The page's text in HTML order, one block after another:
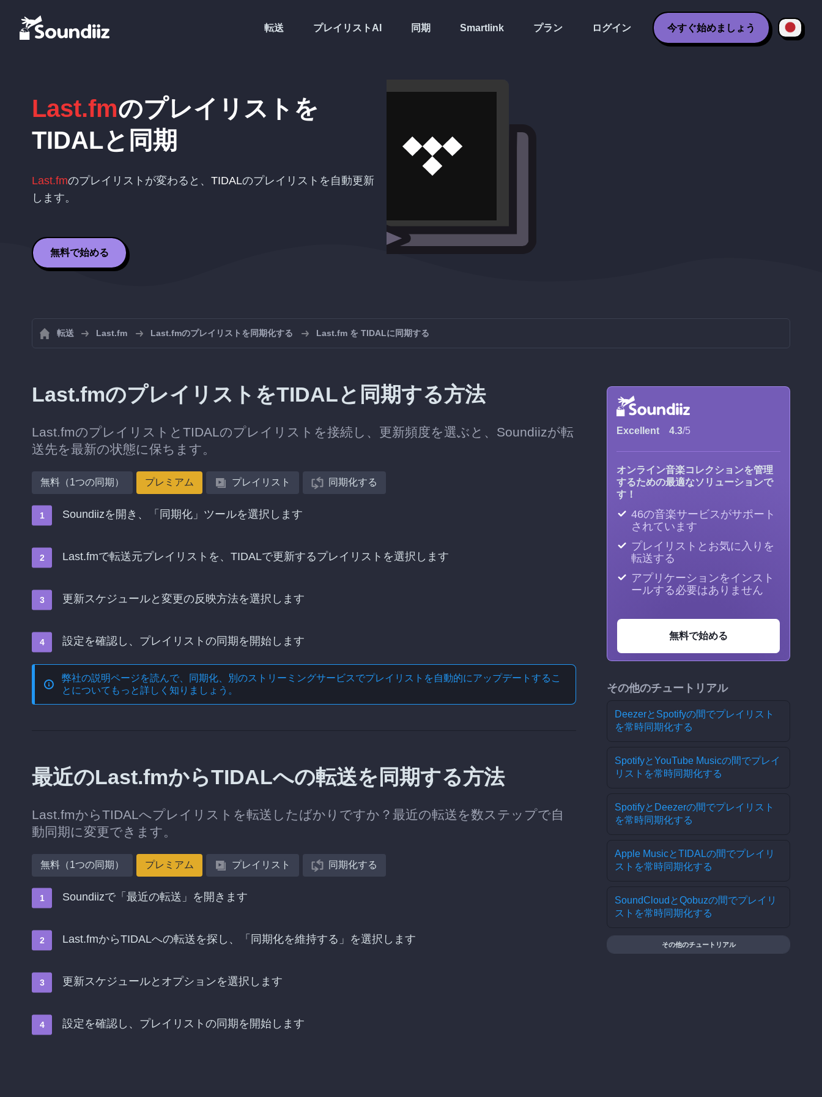
転送 プレイリストAI 同期 Smartlink プラン ログイン 今すぐ始めましょう
Last.fmのプレイリストを
TIDALと同期
Last.fmのプレイリストが変わると、 TIDALのプレイリストを自動更新
します。
無料で始める
転送 Last.fm Last.fmのプレイリストを同期化する Last.fm を TIDALに同期する
Last.fmのプレイリストをTIDALと同期する方法
Last.fmのプレイリストとTIDALのプレイリストを接続し、更新頻度を選ぶと、Soundiizが転
送先を最新の状態に保ちます。
無料（1つの同期） プレミアム プレイリスト 同期化する
Soundiizを開き、「同期化」ツールを選択します
Last.fmで転送元プレイリストを、TIDALで更新するプレイリストを選択します
更新スケジュールと変更の反映方法を選択します
設定を確認し、プレイリストの同期を開始します
弊社の説明ページを読んで、 同期化、別のストリーミングサービスでプレイリストを自動的にアップデートする こ
とについてもっと詳しく知りましょう。
最近のLast.fmからTIDALへの転送を同期する方法
Last.fmからTIDALへプレイリストを転送したばかりですか？最近の転送を数ステップで自
動同期に変更できます。
無料（1つの同期） プレミアム プレイリスト 同期化する
Soundiizで「最近の転送」を開きます
Last.fmからTIDALへの転送を探し、「同期化を維持する」を選択します
更新スケジュールとオプションを選択します
設定を確認し、プレイリストの同期を開始します
Excellent 4.3/5
オンライン音楽コレクションを管理
するための最適なソリューションで
す！
46の音楽サービスがサポート
されています
プレイリストとお気に入りを
転送する
アプリケーションをインスト
ールする必要はありません
無料で始める
その他のチュートリアル
DeezerとSpotifyの間でプレイリスト
を常時同期化する
SpotifyとYouTube Musicの間でプレイ
リストを常時同期化する
SpotifyとDeezerの間でプレイリスト
を常時同期化する
Apple MusicとTIDALの間でプレイリ
ストを常時同期化する
SoundCloudとQobuzの間でプレイリ
ストを常時同期化する
その他のチュートリアル